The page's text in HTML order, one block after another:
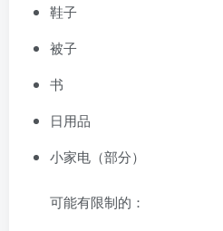
鞋子
被子
书
日用品
小家电（部分）
可能有限制的：